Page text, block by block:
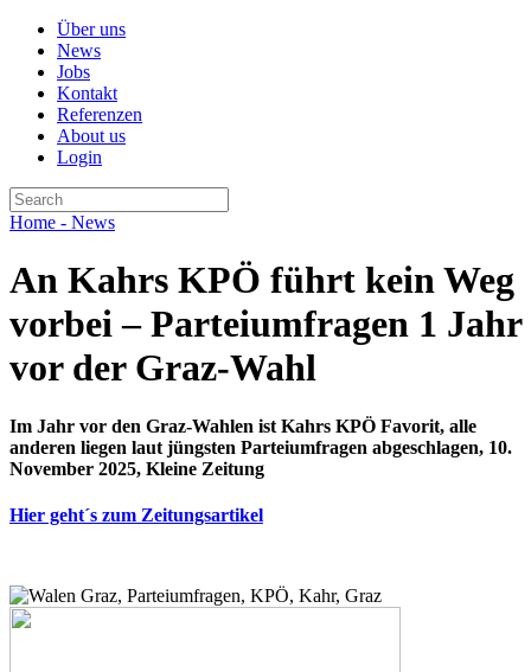
Über uns
News
Jobs
Kontakt
Referenzen
About us
Login
Home - News
An Kahrs KPÖ führt kein Weg
vorbei – Parteiumfragen 1 Jahr
vor der Graz-Wahl
Im Jahr vor den Graz-Wahlen ist Kahrs KPÖ Favorit, alle
anderen liegen laut jüngsten Parteiumfragen abgeschlagen, 10.
November 2025, Kleine Zeitung
Hier geht´s zum Zeitungsartikel